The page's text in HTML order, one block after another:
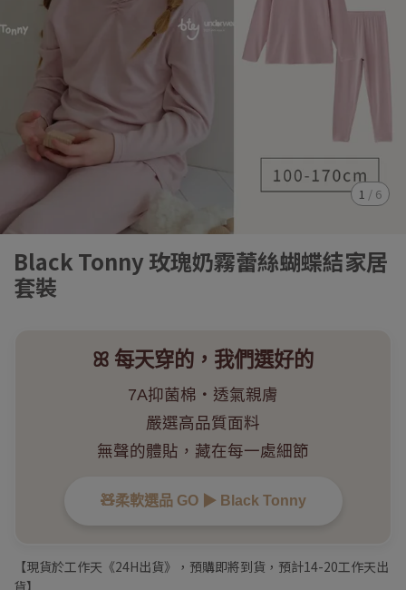
1 / 6
Black Tonny 玫瑰奶霧蕾絲蝴蝶結家居
套裝
ꕤ 每天穿的，我們選好的
7A抑菌棉・透氣親膚
嚴選高品質面料
無聲的體貼，藏在每一處細節
🧸柔軟選品 GO ▶︎ Black Tonny
【現貨於工作天《24H出貨》，預購即將到貨，預計14-20工作天出